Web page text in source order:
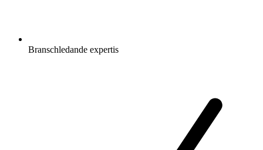
Branschledande expertis